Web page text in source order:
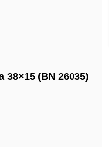
38×15 (BN 26035)